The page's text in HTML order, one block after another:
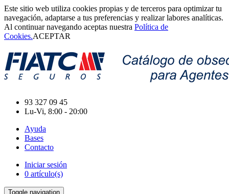
Este sitio web utiliza cookies propias y de terceros para optimizar tu
navegación, adaptarse a tus preferencias y realizar labores analíticas.
Al continuar navegando aceptas nuestra Política de
Cookies.ACEPTAR
93 327 09 45
Lu-Vi, 8:00 - 20:00
Ayuda
Bases
Contacto
Iniciar sesión
0 artículo(s)
Toggle navigation